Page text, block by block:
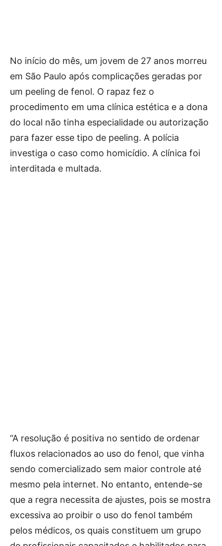
No início do mês, um jovem de 27 anos morreu
em São Paulo após complicações geradas por
um peeling de fenol. O rapaz fez o
procedimento em uma clínica estética e a dona
do local não tinha especialidade ou autorização
para fazer esse tipo de peeling. A polícia
investiga o caso como homicídio. A clínica foi
interditada e multada.
“A resolução é positiva no sentido de ordenar
fluxos relacionados ao uso do fenol, que vinha
sendo comercializado sem maior controle até
mesmo pela internet. No entanto, entende-se
que a regra necessita de ajustes, pois se mostra
excessiva ao proibir o uso do fenol também
pelos médicos, os quais constituem um grupo